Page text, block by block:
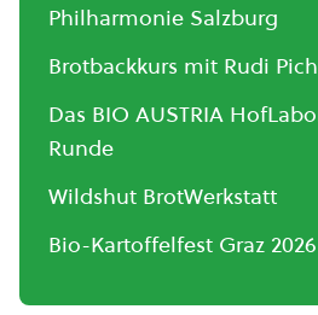
Philharmonie Salzburg
Brotbackkurs mit Rudi
Das BIO AUSTRIA
Runde
Wildshut BrotWerkstatt
Bio-Kartoffelfest Graz 2026